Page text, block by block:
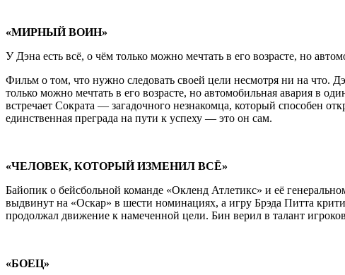
«МИРНЫЙ ВОИН»
У Дэна есть всё, о чём только можно мечтать в его возрасте, но
Фильм о том, что нужно следовать своей цели несмотря ни на
только можно мечтать в его возрасте, но автомобильная авария в
встречает Сократа — загадочного незнакомца, который способен
единственная преграда на пути к успеху — это он сам.
«ЧЕЛОВЕК, КОТОРЫЙ ИЗМЕНИЛ ВСЁ»
Байопик о бейсбольной команде «Окленд Атлетикс» и её
выдвинут на «Оскар» в шести номинациях, а игру Брэда Питта
продолжал движение к намеченной цели. Бин верил в талант
«БОЕЦ»